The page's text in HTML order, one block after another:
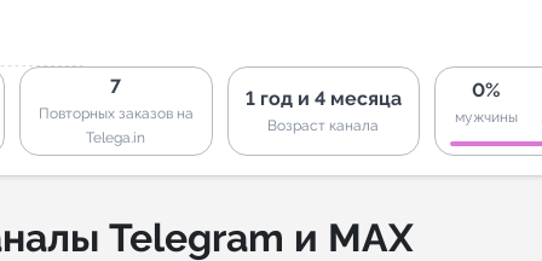
7
Повторных заказов на
Telega.in
1 год и 4 месяца
Возраст канала
0%
мужчины
Telegram и MAX